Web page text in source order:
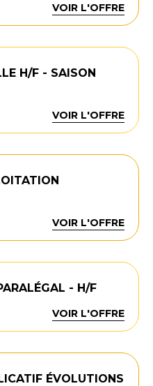
VOIR L'OFFRE
H/F - SAISON
VOIR L'OFFRE
VOIR L'OFFRE
- H/F
VOIR L'OFFRE
ÉVOLUTIONS